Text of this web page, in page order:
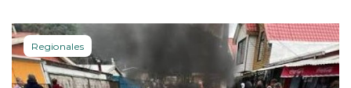
Regionales